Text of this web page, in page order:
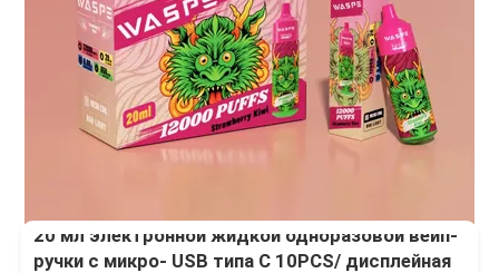
20 мл электронной жидкой одноразовой вейп-
ручки с микро- USB типа C 10PCS/ дисплейная